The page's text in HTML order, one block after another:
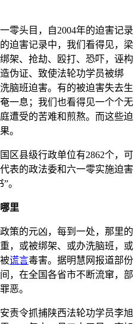
零头目，自2004年的迫害记录
迫害记录中，我们看得见，梁
架、抢劫、殴打、恐吓，诬构
伪证、致使法轮功学员被绑
脑班迫害。有的被迫害失去生
一息；我们也看得见一个个无
遭受的苦难和煎熬。而这些迫
。
区县级行政单位有2862个，可
表的政法委和六一零实施迫害
。
里
策的元凶，每到一处，那里的
，或被绑架、或办洗脑班，或
谎言毒害。据明慧网报道部份
，在全国各省市不断流窜，部
恶。
责令抓捕陕西法轮功学员李旭